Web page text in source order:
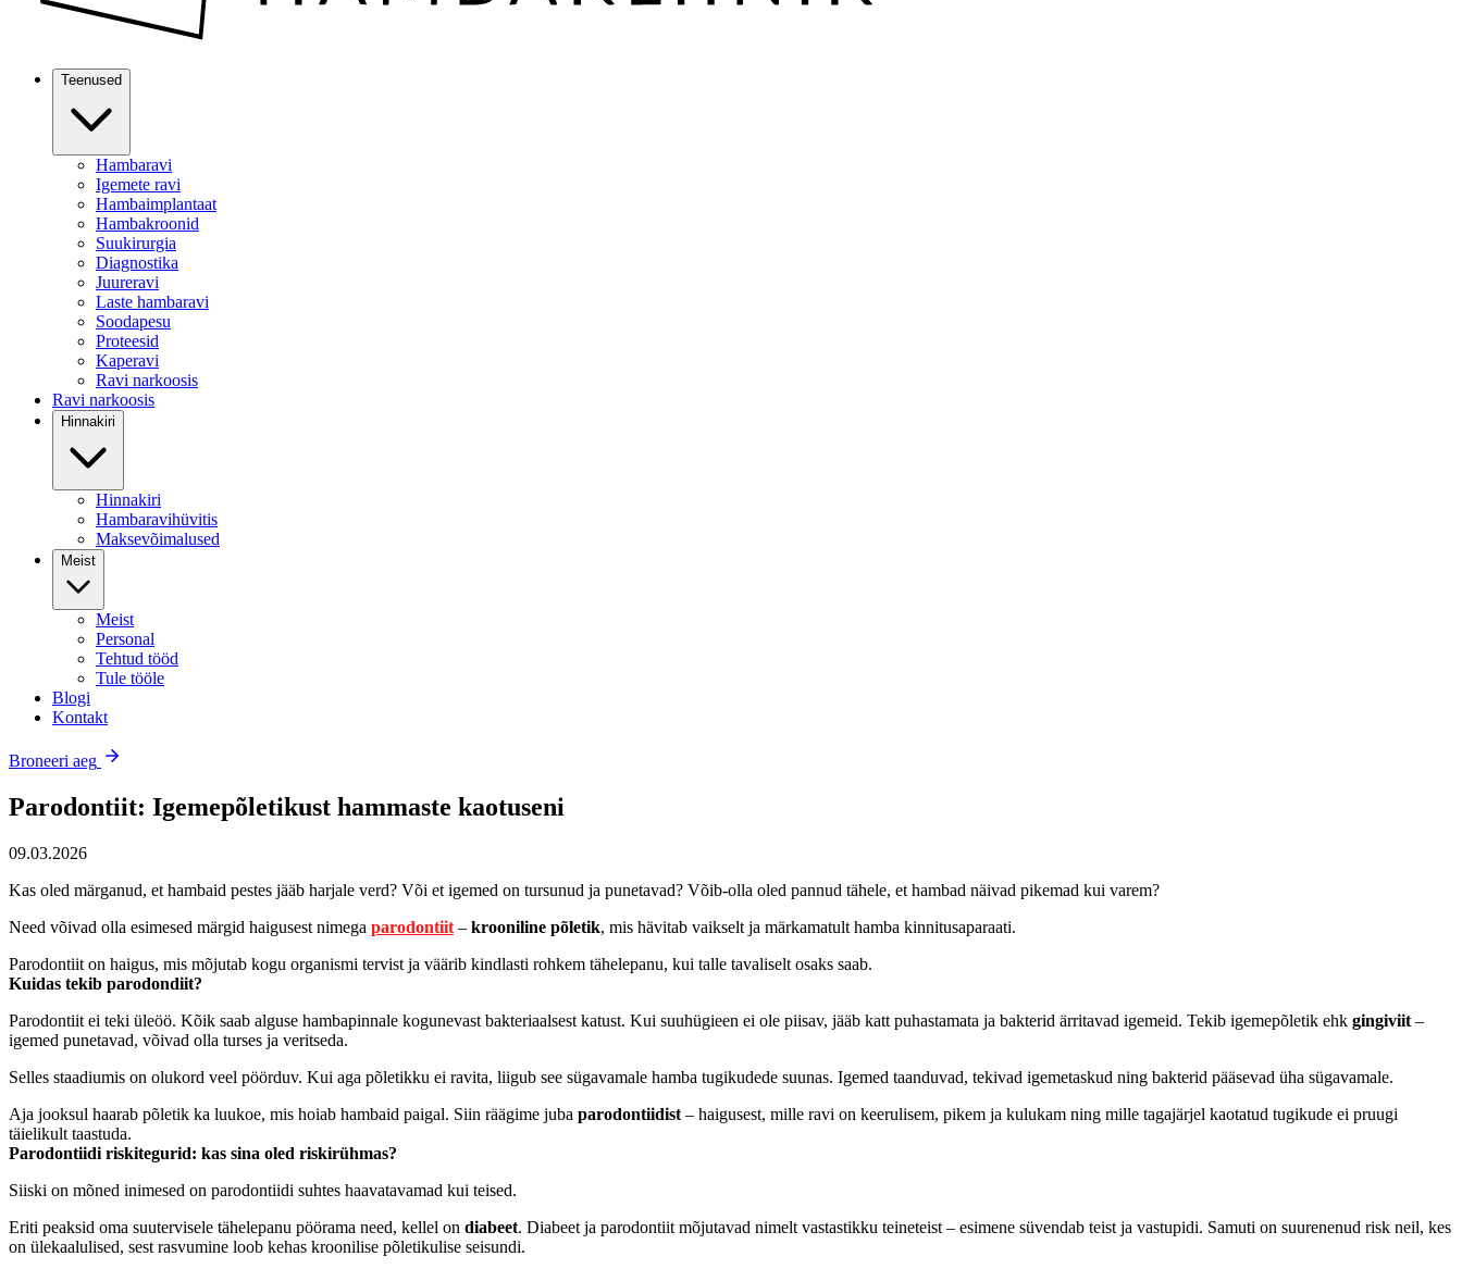
Teenused
Hambaravi
Igemete ravi
Hambaimplantaat
Hambakroonid
Suukirurgia
Diagnostika
Juureravi
Laste hambaravi
Soodapesu
Proteesid
Kaperavi
Ravi narkoosis
Ravi narkoosis
Hinnakiri
Hinnakiri
Hambaravihüvitis
Maksevõimalused
Meist
Meist
Personal
Tehtud tööd
Tule tööle
Blogi
Kontakt
Broneeri aeg
Parodontiit: Igemepõletikust hammaste kaotuseni
09.03.2026
Kas oled märganud, et hambaid pestes jääb harjale verd? Või et igemed on tursunud ja punetavad? Võib-olla oled pannud tähele, et hambad näivad pikemad kui varem?
Need võivad olla esimesed märgid haigusest nimega parodontiit – krooniline põletik, mis hävitab vaikselt ja märkamatult hamba kinnitusaparaati.
Parodontiit on haigus, mis mõjutab kogu organismi tervist ja väärib kindlasti rohkem tähelepanu, kui talle tavaliselt osaks saab.
Kuidas tekib parodondiit?
Parodontiit ei teki üleöö. Kõik saab alguse hambapinnale kogunevast bakteriaalsest katust. Kui suuhügieen ei ole piisav, jääb katt puhastamata ja bakterid ärritavad igemeid. Tekib igemepõletik ehk gingiviit –
igemed punetavad, võivad olla turses ja veritseda.
Selles staadiumis on olukord veel pöörduv. Kui aga põletikku ei ravita, liigub see sügavamale hamba tugikudede suunas. Igemed taanduvad, tekivad igemetaskud ning bakterid pääsevad üha sügavamale.
Aja jooksul haarab põletik ka luukoe, mis hoiab hambaid paigal. Siin räägime juba parodontiidist – haigusest, mille ravi on keerulisem, pikem ja kulukam ning mille tagajärjel kaotatud tugikude ei pruugi
täielikult taastuda.
Parodontiidi riskitegurid: kas sina oled riskirühmas?
Siiski on mõned inimesed on parodontiidi suhtes haavatavamad kui teised.
Eriti peaksid oma suutervisele tähelepanu pöörama need, kellel on diabeet. Diabeet ja parodontiit mõjutavad nimelt vastastikku teineteist – esimene süvendab teist ja vastupidi. Samuti on suurenenud risk neil, kes
on ülekaalulised, sest rasvumine loob kehas kroonilise põletikulise seisundi.